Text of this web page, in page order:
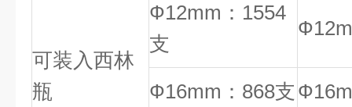
可装入西林
瓶
Ф12mm：1554
支
Ф16mm：868支